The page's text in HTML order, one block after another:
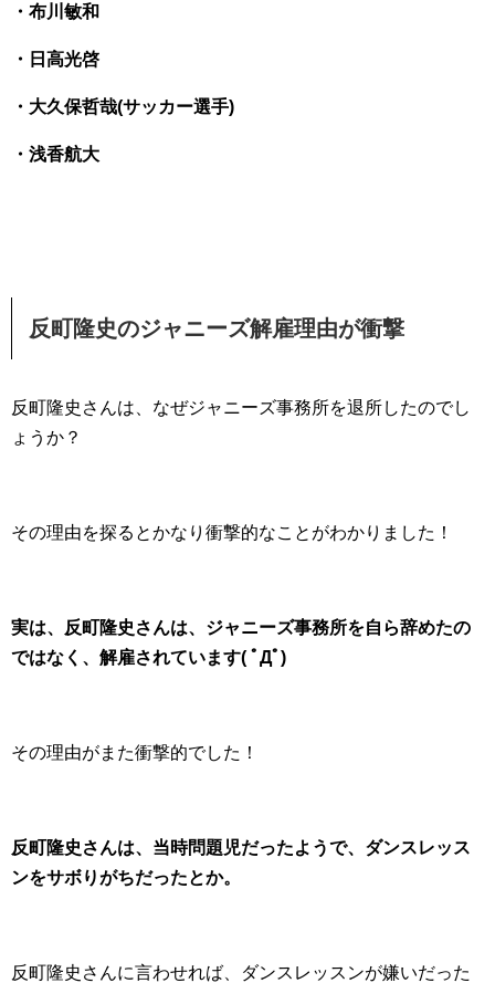
・布川敏和
・日高光啓
・大久保哲哉(サッカー選手)
・浅香航大
反町隆史のジャニーズ解雇理由が衝撃
反町隆史さんは、なぜジャニーズ事務所を退所したのでし
ょうか？
その理由を探るとかなり衝撃的なことがわかりました！
実は、反町隆史さんは、ジャニーズ事務所を自ら辞めたの
ではなく、解雇されています( ﾟДﾟ)
その理由がまた衝撃的でした！
反町隆史さんは、当時問題児だったようで、ダンスレッス
ンをサボりがちだったとか。
反町隆史さんに言わせれば、ダンスレッスンが嫌いだった